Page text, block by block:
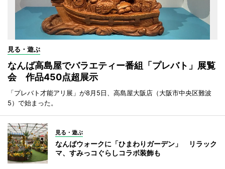
見る・遊ぶ
なんば高島屋でバラエティー番組「プレバト」展覧
会 作品450点超展示
「プレバト才能アリ展」が8月5日、高島屋大阪店（大阪市中央区難波
5）で始まった。
見る・遊ぶ
なんばウォークに「ひまわりガーデン」 リラック
マ、すみっコぐらしコラボ装飾も